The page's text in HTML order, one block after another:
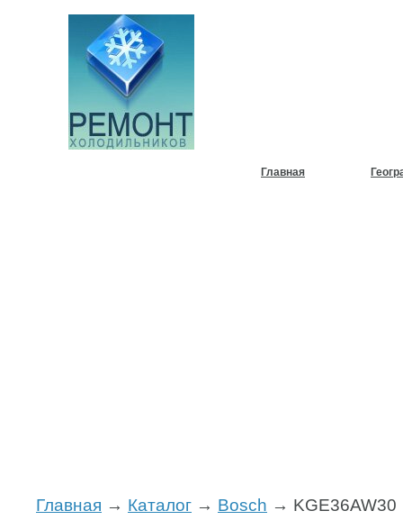
Главная
Главная → Каталог → Bosch → KGE36AW30